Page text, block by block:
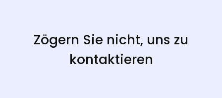
Zögern Sie nicht, uns zu
kontaktieren